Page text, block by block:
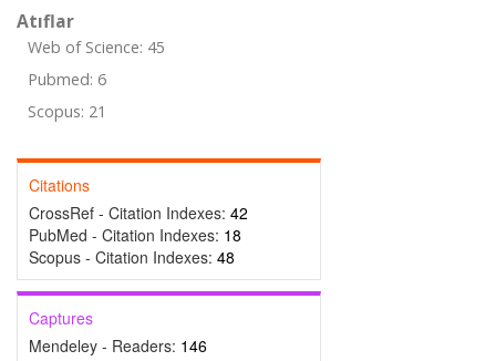
Atıflar
Web of Science: 45
Pubmed: 6
Scopus: 21
Citations
CrossRef - Citation Indexes: 42
PubMed - Citation Indexes: 18
Scopus - Citation Indexes: 48
Captures
Mendeley - Readers: 146